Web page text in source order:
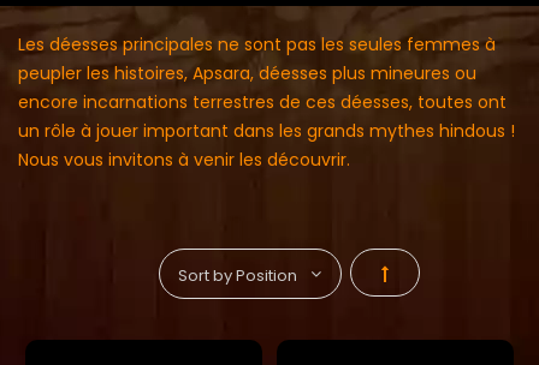
Les déesses principales ne sont pas les seules femmes à
peupler les histoires, Apsara, déesses plus mineures ou
encore incarnations terrestres de ces déesses, toutes ont
un rôle à jouer important dans les grands mythes hindous !
Nous vous invitons à venir les découvrir.
Par